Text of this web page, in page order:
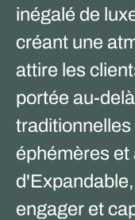
inégalé de
créant une
attire les
portée au-
éphémères
engager et